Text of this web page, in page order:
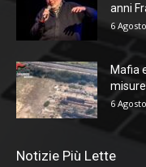
anni
6
Mafia
6
Notizie Più Lette